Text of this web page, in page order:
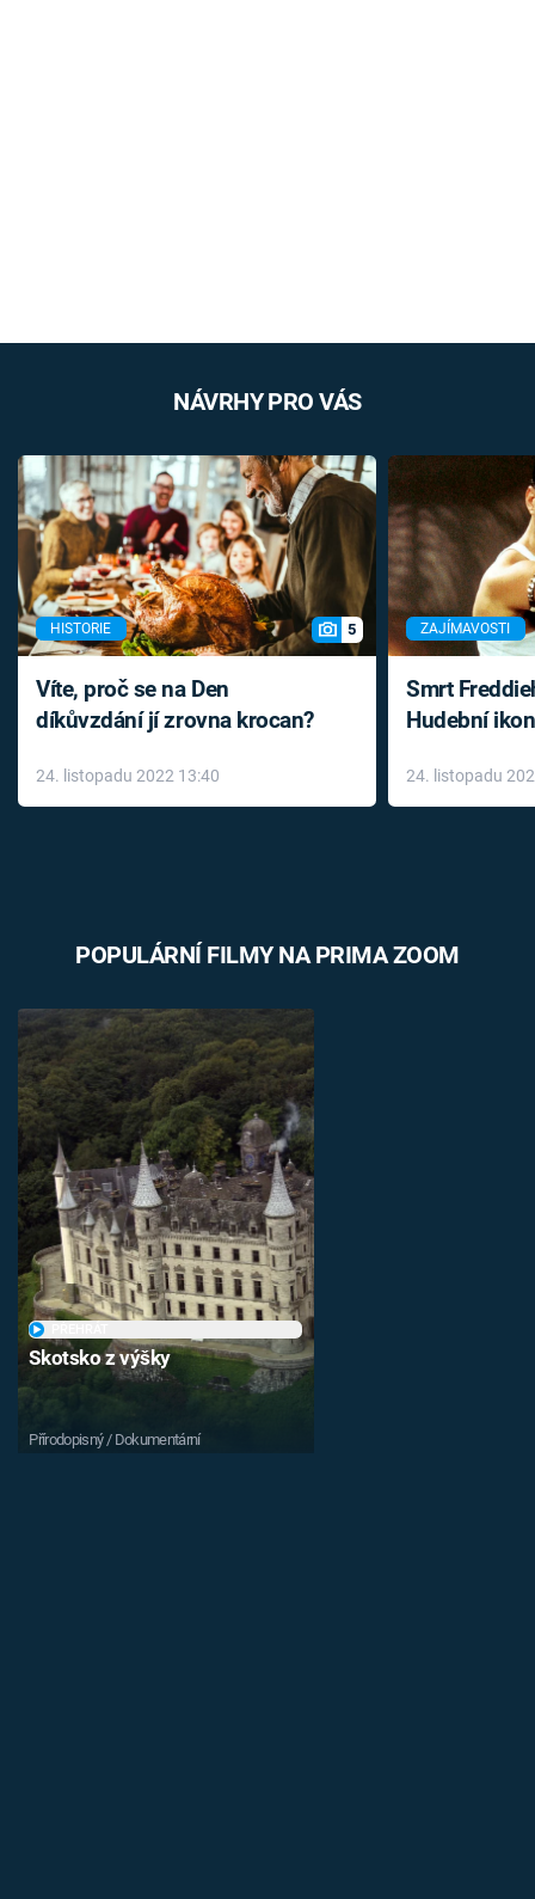
NÁVRHY PRO VÁS
HISTORIE 5
Víte, proč se na Den
díkůvzdání jí zrovna krocan?
24. listopadu 2022 13:40
ZAJÍMAVOSTI
Smrt
Hudební
léky
24. listopadu
POPULÁRNÍ FILMY NA PRIMA ZOOM
Skotsko z výšky
Přírodopisný / Dokumentární